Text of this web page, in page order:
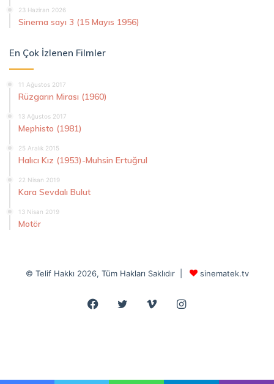
23 Haziran 2026
Sinema sayı 3 (15 Mayıs 1956)
En Çok İzlenen Filmler
11 Ağustos 2017
Rüzgarın Mirası (1960)
13 Ağustos 2017
Mephisto (1981)
25 Aralık 2015
Halıcı Kız (1953)-Muhsin Ertuğrul
22 Nisan 2019
Kara Sevdalı Bulut
13 Nisan 2019
Motör
© Telif Hakkı 2026, Tüm Hakları Saklıdır | sinematek.tv
Facebook
Twitter VimeoInstagram